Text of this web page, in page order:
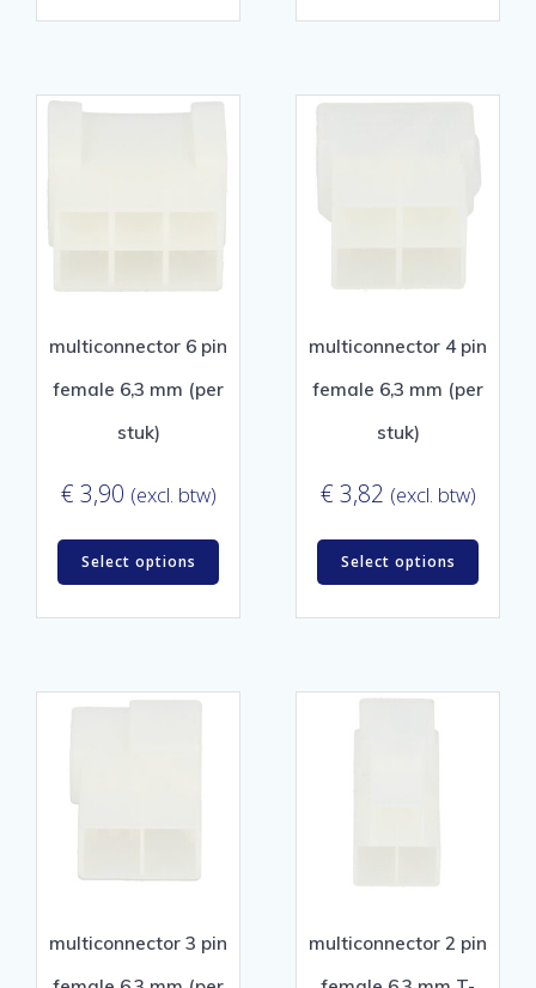
multiconnector 6 pin
female 6,3 mm (per
stuk)
€ 3,90 (excl. btw)
Select options
multiconnector 4 pin
female 6,3 mm (per
stuk)
€ 3,82 (excl. btw)
Select options
multiconnector 3 pin
multiconnector 2 pin